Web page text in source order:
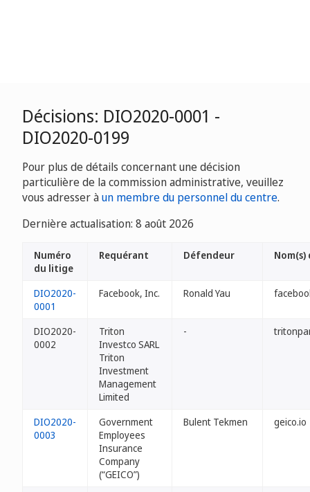
Décisions: DIO2020-0001 -
DIO2020-0199
Pour plus de détails concernant une décision
particulière de la commission administrative, veuillez
vous adresser àun membre du personnel du centre.
Dernière actualisation: 8 août 2026
Numéro
du litige
Requérant Défendeur
DIO2020-
0001
Facebook, Inc. Ronald Yau
DIO2020-
0002
Triton
Investco SARL
Triton
Investment
Management
Limited
-
DIO2020-
0003
Government
Employees
Insurance
Company
(“GEICO”)
Bulent Tekmen geico.io